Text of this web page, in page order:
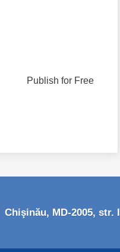
Publish for Free
Chişinău, MD-2005, str.